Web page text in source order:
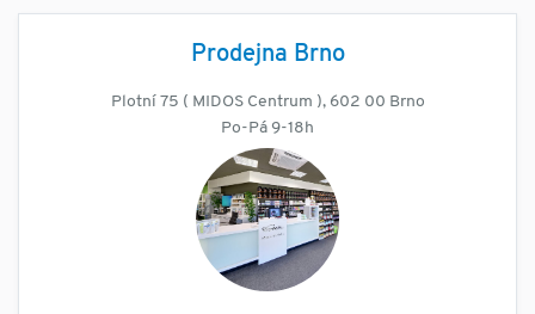
Prodejna Brno
Plotní 75 ( MIDOS Centrum ), 602 00 Brno
Po-Pá 9-18h